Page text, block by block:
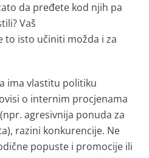
da pređete kod njih pa
Vaš
to isto učiniti možda i za
ima vlastitu politiku
o internim procjenama
agresivnija ponuda za
razini konkurencije. Ne
popuste i promocije ili